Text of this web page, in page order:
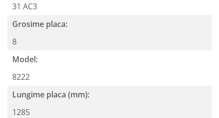
31 AC3
Grosime placa:
8
Model:
8222
Lungime placa (mm):
1285